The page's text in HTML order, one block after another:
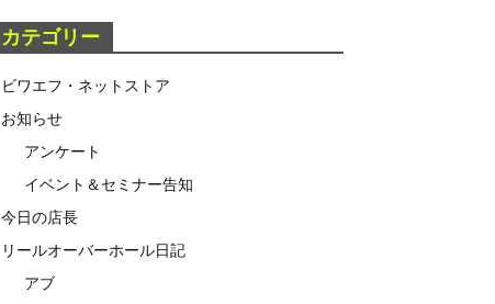
カテゴリー
ビワエフ・ネットストア
お知らせ
アンケート
イベント＆セミナー告知
今日の店長
リールオーバーホール日記
アブ